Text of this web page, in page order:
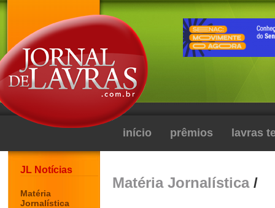
início prêmios lavras
JL Notícias
Matéria
Jornalística
Matéria Jornalística/